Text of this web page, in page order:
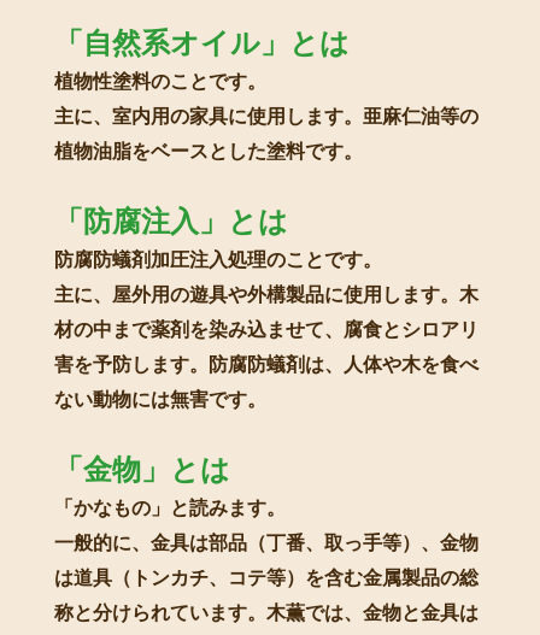
「自然系オイル」とは
植物性塗料のことです。
主に、室内用の家具に使用します。亜麻仁油等の
植物油脂をベースとした塗料です。
「防腐注入」とは
防腐防蟻剤加圧注入処理のことです。
主に、屋外用の遊具や外構製品に使用します。木
材の中まで薬剤を染み込ませて、腐食とシロアリ
害を予防します。防腐防蟻剤は、人体や木を食べ
ない動物には無害です。
「金物」とは
「かなもの」と読みます。
一般的に、金具は部品（丁番、取っ手等）、金物
は道具（トンカチ、コテ等）を含む金属製品の総
称と分けられています。木薫では、金物と金具は